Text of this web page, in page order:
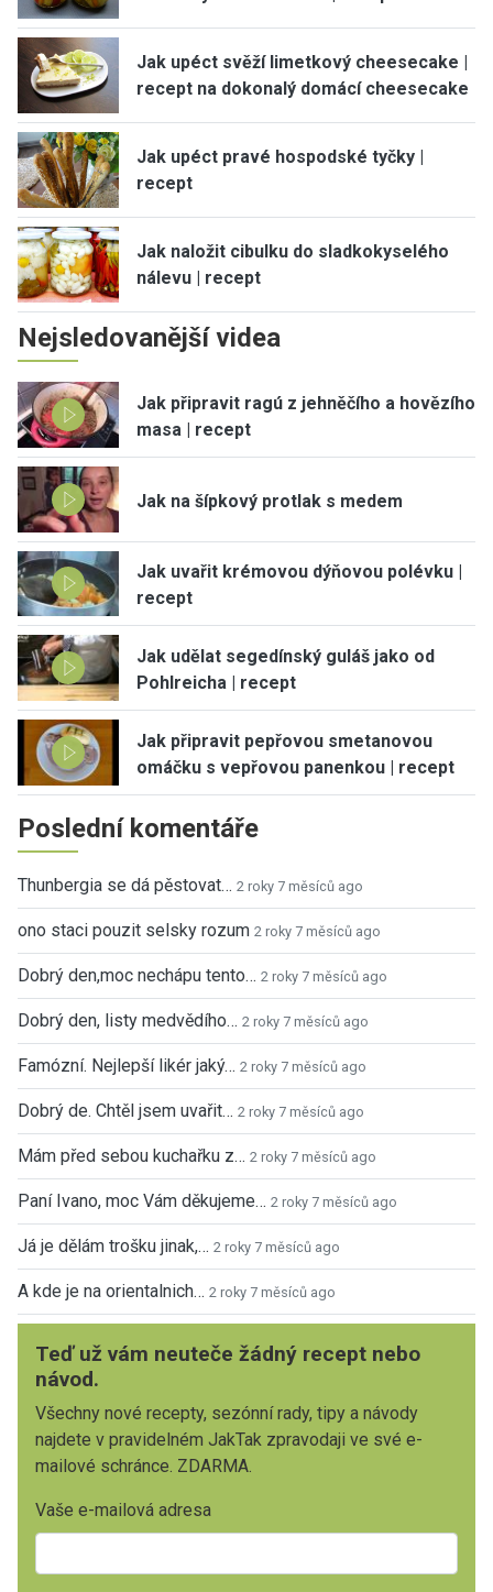
Jak upéct svěží limetkový cheesecake |
recept na dokonalý domácí cheesecake
Jak upéct pravé hospodské tyčky |
recept
Jak naložit cibulku do sladkokyselého
nálevu | recept
Nejsledovanější videa
Jak připravit ragú z jehněčího a hovězího
masa | recept
Jak na šípkový protlak s medem
Jak uvařit krémovou dýňovou polévku |
recept
Jak udělat segedínský guláš jako od
Pohlreicha | recept
Jak připravit pepřovou smetanovou
omáčku s vepřovou panenkou | recept
Poslední komentáře
Thunbergia se dá pěstovat… 2 roky 7 měsíců ago
ono staci pouzit selsky rozum 2 roky 7 měsíců ago
Dobrý den,moc nechápu tento… 2 roky 7 měsíců ago
Dobrý den, listy medvědího… 2 roky 7 měsíců ago
Famózní. Nejlepší likér jaký… 2 roky 7 měsíců ago
Dobrý de. Chtěl jsem uvařit… 2 roky 7 měsíců ago
Mám před sebou kuchařku z… 2 roky 7 měsíců ago
Paní Ivano, moc Vám děkujeme… 2 roky 7 měsíců ago
Já je dělám trošku jinak,… 2 roky 7 měsíců ago
A kde je na orientalnich… 2 roky 7 měsíců ago
Teď už vám neuteče žádný recept nebo
návod.
Všechny nové recepty, sezónní rady, tipy a návody
najdete v pravidelném JakTak zpravodaji ve své e-
mailové schránce. ZDARMA.
Vaše e-mailová adresa